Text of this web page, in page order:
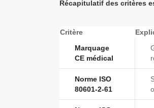
Récapitulatif des critères
Critère
Marquage
CE médical
Norme ISO
80601-2-61